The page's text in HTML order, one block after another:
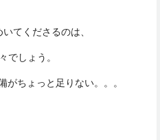
てくださるのは、
でしょう。
がちょっと足りない。。。